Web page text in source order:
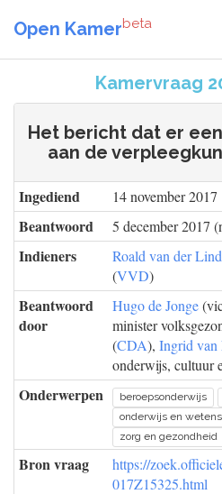
Open Kamerbeta
Kamervraag
Het bericht dat er
aan de
Ingediend 14 november 2017
Beantwoord 5 december 2017
Indieners Roald van der
(VVD)
Beantwoord
door
Hugo de Jonge
minister
(CDA), Ingrid van
onderwijs, cultuur
Onderwerpen beroepsonderwijs
onderwijs en
zorg en gezondheid
Bron vraag
https://
017Z15325.html